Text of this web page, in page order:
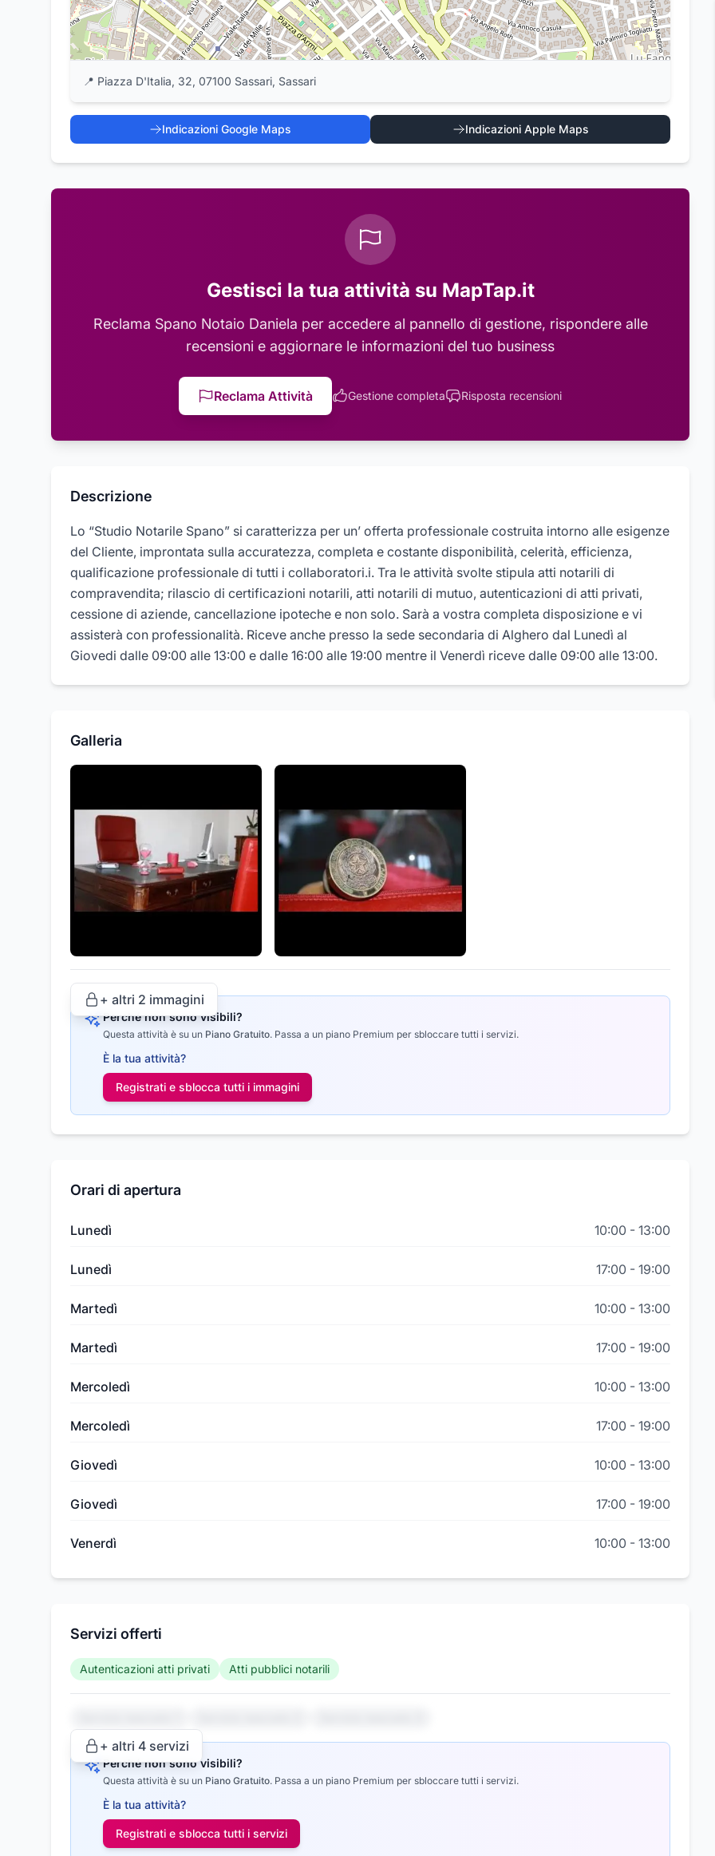
📍 Piazza D'Italia, 32, 07100 Sassari, Sassari
Indicazioni Google Maps Indicazioni Apple Maps
Gestisci la tua attività su MapTap.it
Reclama Spano Notaio Daniela per accedere al pannello di gestione, rispondere alle
recensioni e aggiornare le informazioni del tuo business
Reclama Attività Gestione completa Risposta recensioni
Descrizione
Lo “Studio Notarile Spano” si caratterizza per un’ offerta professionale costruita intorno alle esigenze
del Cliente, improntata sulla accuratezza, completa e costante disponibilità, celerità, efficienza,
qualificazione professionale di tutti i collaboratori.i. Tra le attività svolte stipula atti notarili di
compravendita; rilascio di certificazioni notarili, atti notarili di mutuo, autenticazioni di atti privati,
cessione di aziende, cancellazione ipoteche e non solo. Sarà a vostra completa disposizione e vi
assisterà con professionalità. Riceve anche presso la sede secondaria di Alghero dal Lunedì al
Giovedi dalle 09:00 alle 13:00 e dalle 16:00 alle 19:00 mentre il Venerdì riceve dalle 09:00 alle 13:00.
Galleria
+ altri 2 immagini
Perché non sono visibili?
Questa attività è su un Piano Gratuito. Passa a un piano Premium per sbloccare tutti i servizi.
È la tua attività?
Registrati e sblocca tutti i immagini
Orari di apertura
Lunedì 10:00 - 13:00
Lunedì 17:00 - 19:00
Martedì 10:00 - 13:00
Martedì 17:00 - 19:00
Mercoledì 10:00 - 13:00
Mercoledì 17:00 - 19:00
Giovedì 10:00 - 13:00
Giovedì 17:00 - 19:00
Venerdì 10:00 - 13:00
Servizi offerti
Autenticazioni atti privati Atti pubblici notarili
+ altri 4 servizi
Perché non sono visibili?
Questa attività è su un Piano Gratuito. Passa a un piano Premium per sbloccare tutti i servizi.
È la tua attività?
Registrati e sblocca tutti i servizi